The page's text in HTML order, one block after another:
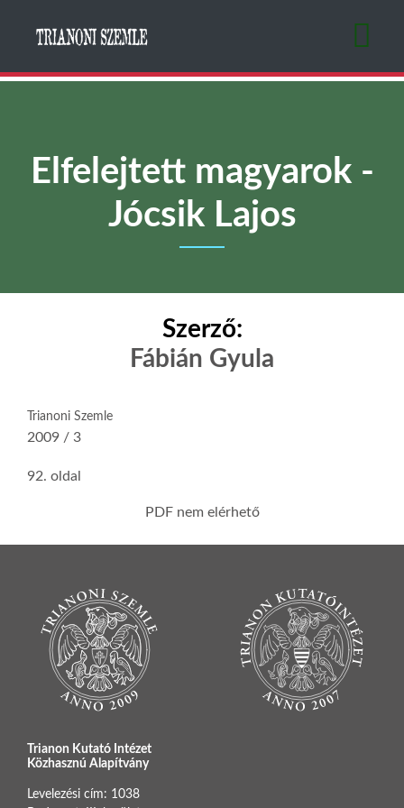
Elfelejtett magyarok -
Jócsik Lajos
Szerző:
Fábián Gyula
Trianoni Szemle
2009 / 3
92. oldal
PDF nem elérhető
Trianon Kutató Intézet
Közhasznú Alapítvány
Levelezési cím: 1038